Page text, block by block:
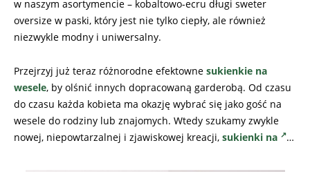
w naszym asortymencie – kobaltowo-ecru długi sweter
oversize w paski, który jest nie tylko ciepły, ale również
niezwykle modny i uniwersalny.
Przejrzyj już teraz różnorodne efektowne sukienkie na
wesele, by olśnić innych dopracowaną garderobą. Od czasu
do czasu każda kobieta ma okazję wybrać się jako gość na
wesele do rodziny lub znajomych. Wtedy szukamy zwykle
nowej, niepowtarzalnej i zjawiskowej kreacji, sukienki na …